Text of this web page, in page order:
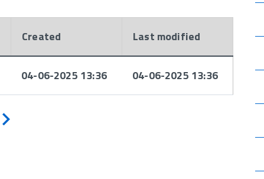
Created Last modified
04-06-2025 13:36 04-06-2025 13:36
Indietro